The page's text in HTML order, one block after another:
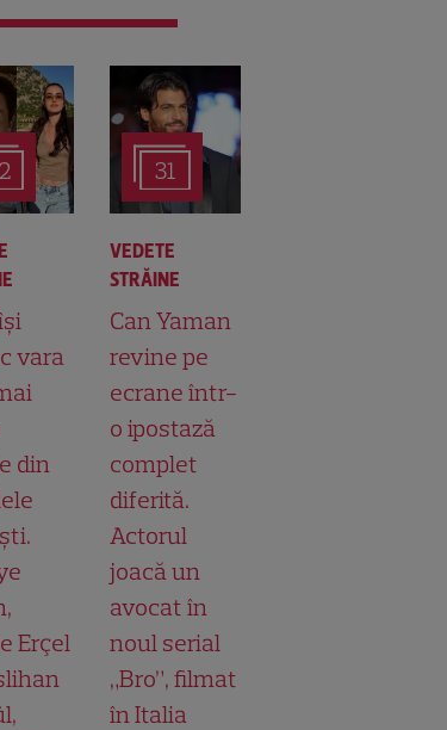
vara
din
Erçel
31
VEDETE
STRĂINE
Can Yaman
revine pe
ecrane într-
o ipostază
complet
diferită.
Actorul
joacă un
avocat în
noul serial
„Bro”, filmat
în Italia